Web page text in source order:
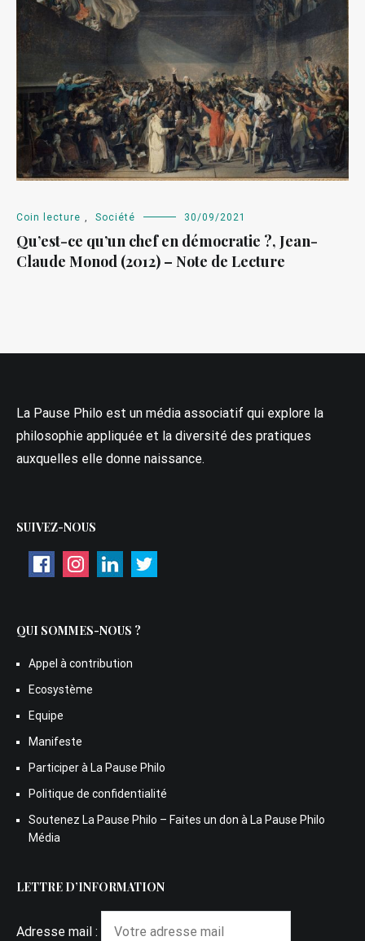
Coin lecture Société 30/09/2021
Qu’est-ce qu’un chef en démocratie ?, Jean-
Claude Monod (2012) – Note de Lecture
La Pause Philo est un média associatif qui explore la
philosophie appliquée et la diversité des pratiques
auxquelles elle donne naissance.
SUIVEZ-NOUS
QUI SOMMES-NOUS ?
Appel à contribution
Ecosystème
Equipe
Manifeste
Participer à La Pause Philo
Politique de confidentialité
Soutenez La Pause Philo – Faites un don à La Pause Philo
Média
LETTRE D’INFORMATION
Adresse mail :